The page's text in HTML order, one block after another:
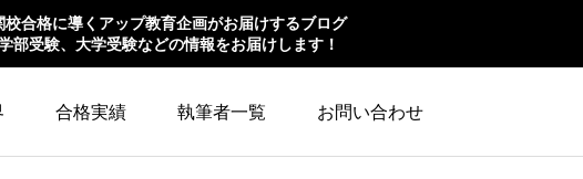
校合格に導くアップ教育企画がお届けするブログ
部受験、大学受験などの情報をお届けします！
合格実績 執筆者一覧 お問い合わせ